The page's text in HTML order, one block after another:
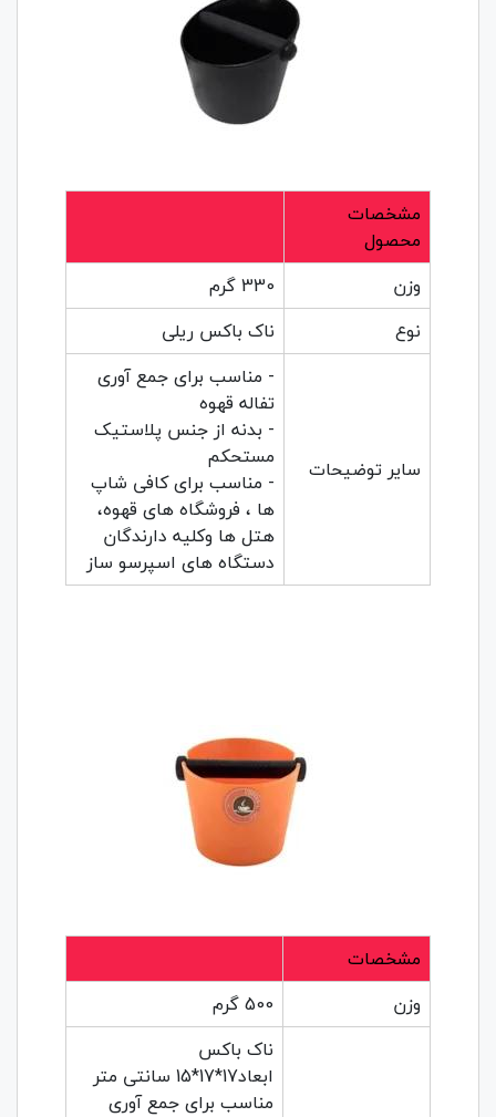
مشخصات
محصول
وزن
330 گرم
نوع
ناک باکس ریلی
سایر توضیحات
- مناسب برای جمع آوری
تفاله قهوه
- بدنه از جنس پلاستیک
مستحکم
- مناسب برای کافی شاپ
ها ، فروشگاه های قهوه،
هتل ها وکلیه دارندگان
دستگاه های اسپرسو ساز
مشخصات
وزن
500 گرم
ناک باکس
ابعاد17*17*15 سانتی متر
مناسب برای جمع آوری